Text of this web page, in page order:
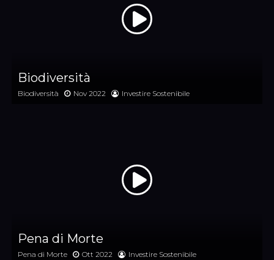
Biodiversità
Biodiversità Nov 2022 Investire Sostenibile
Pena di Morte
Pena di Morte Ott 2022 Investire Sostenibile